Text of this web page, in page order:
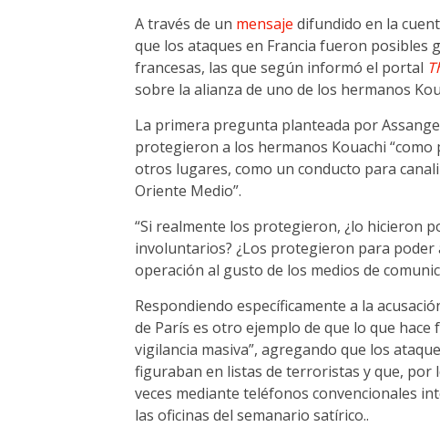
A través de un mensaje difundido en la
que los ataques en Francia fueron posibles
francesas, las que según informó el portal
sobre la alianza de uno de los hermanos
La primera pregunta planteada por
protegieron a los hermanos Kouachi
otros lugares, como un conducto para
Oriente Medio”.
“Si realmente los protegieron, ¿lo hicieron
involuntarios? ¿Los protegieron para
operación al gusto de los medios de
Respondiendo específicamente a la
de París es otro ejemplo de que lo que
vigilancia masiva”, agregando que los
figuraban en listas de terroristas y que, por
veces mediante teléfonos convencionales
las oficinas del semanario satírico..